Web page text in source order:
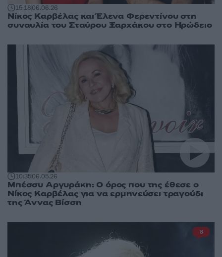
15:1806.06.26
Νίκος Καρβέλας και Έλενα Φερεντίνου στη
συναυλία του Σταύρου Ξαρχάκου στο Ηρώδειο
10:3506.05.26
Μπέσσυ Αργυράκη: Ο όρος που της έθεσε ο
Νίκος Καρβέλας για να ερμηνεύσει τραγούδι
της Άννας Βίσση
8